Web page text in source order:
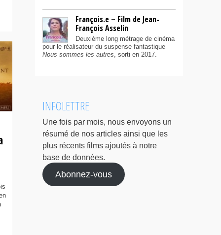
François.e – Film de Jean-
François Asselin
Deuxième long métrage de cinéma
pour le réalisateur du suspense fantastique
Nous sommes les autres, sorti en 2017.
INFOLETTRE
Une fois par mois, nous envoyons un
résumé de nos articles ainsi que les
plus récents films ajoutés à notre
base de données.
Abonnez-vous